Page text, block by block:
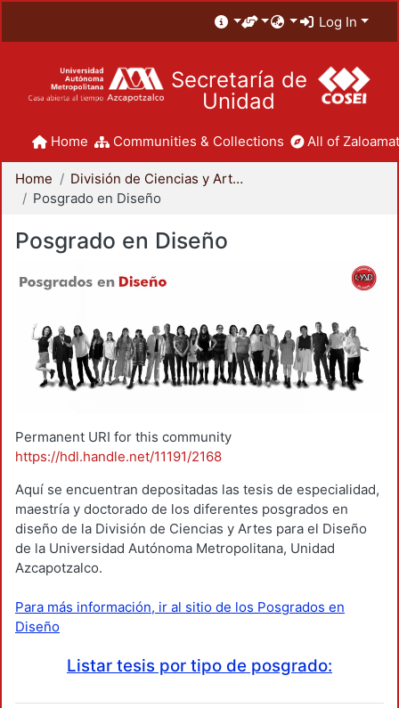
Log In
Secretaría de
Unidad
Home Communities & Collections All of
Home
División de Ciencias y Artes para el Diseño
Posgrado en Diseño
Posgrado en Diseño
Permanent URI for this community
https://hdl.handle.net/11191/2168
Aquí se encuentran depositadas las tesis de especialidad,
maestría y doctorado de los diferentes posgrados en
diseño de la División de Ciencias y Artes para el Diseño
de la Universidad Autónoma Metropolitana, Unidad
Azcapotzalco.
Para más información, ir al sitio de los Posgrados en
Diseño
Listar tesis por tipo de posgrado: